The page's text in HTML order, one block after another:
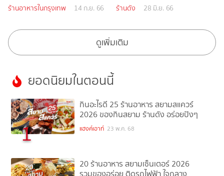
ร้านอาหารในกรุงเทพ 14 ก.ย. 66 ร้านดัง 28 มิ.ย. 66
ดูเพิ่มเติม
ยอดนิยมในตอนนี้
1
กินอะไรดี 25 ร้านอาหาร สยามสแควร์
2026 ของกินสยาม ร้านดัง อร่อยปังๆ
แฮงค์เอาท์ 23 พ.ค. 68
20 ร้านอาหาร สยามเซ็นเตอร์ 2026